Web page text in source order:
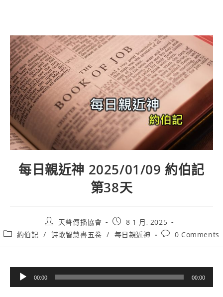
每日親近神 2025/01/09 約伯記
第38天
天聲傳播協會
8 1 月, 2025
約伯記 / 詩歌智慧書五卷 / 每日親近神 0 Comments
訊
00:00 00:00